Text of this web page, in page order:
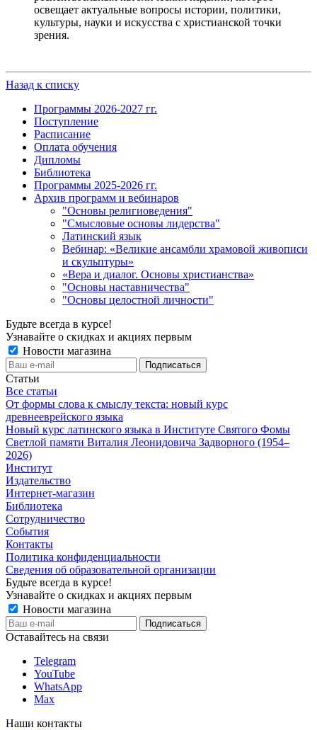
освещает актуальные вопросы истории, политики,
культуры, науки и искусства с христианской точки
зрения.
Назад к списку
Программы 2026-2027 гг.
Поступление
Расписание
Оплата обучения
Дипломы
Библиотека
Программы 2025-2026 гг.
Архив программ и вебинаров
"Основы религиоведения"
"Смысловые основы лидерства"
Латинский язык
Вебинар: «Великие ансамбли храмовой живописи
и скульптуры»
«Вера и диалог. Основы христианства»
"Основы наставничества"
"Основы целостной личности"
Будьте всегда в курсе!
Узнавайте о скидках и акциях первым
Новости магазина
Статьи
Все статьи
От формы слова к смыслу текста: новый курс
древнееврейского языка
Новый курс латинского языка в Институте Святого Фомы
Светлой памяти Виталия Леонидовича Задворного (1954–
2026)
Институт
Издательство
Интернет-магазин
Библиотека
Сотрудничество
События
Контакты
Политика конфиденциальности
Сведения об образовательной организации
Будьте всегда в курсе!
Узнавайте о скидках и акциях первым
Новости магазина
Оставайтесь на связи
Telegram
YouTube
WhatsApp
Max
Наши контакты